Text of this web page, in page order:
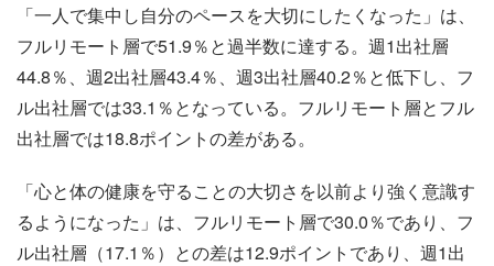
「一人で集中し自分のペースを大切にしたくなった」は、
フルリモート層で51.9％と過半数に達する。週1出社層
44.8％、週2出社層43.4％、週3出社層40.2％と低下し、フ
ル出社層では33.1％となっている。フルリモート層とフル
出社層では18.8ポイントの差がある。
「心と体の健康を守ることの大切さを以前より強く意識す
るようになった」は、フルリモート層で30.0％であり、フ
ル出社層（17.1％）との差は12.9ポイントであり、週1出